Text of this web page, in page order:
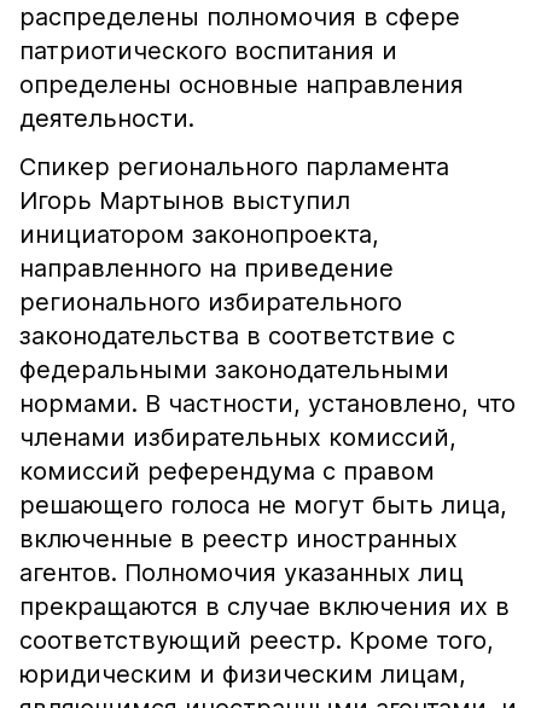
распределены полномочия в сфере
патриотического воспитания и
определены основные направления
деятельности.
Спикер регионального парламента
Игорь Мартынов выступил
инициатором законопроекта,
направленного на приведение
регионального избирательного
законодательства в соответствие с
федеральными законодательными
нормами. В частности, установлено, что
членами избирательных комиссий,
комиссий референдума с правом
решающего голоса не могут быть лица,
включенные в реестр иностранных
агентов. Полномочия указанных лиц
прекращаются в случае включения их в
соответствующий реестр. Кроме того,
юридическим и физическим лицам,